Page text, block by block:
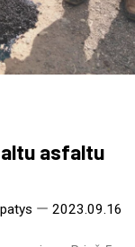
asfaltu
2023.09.16